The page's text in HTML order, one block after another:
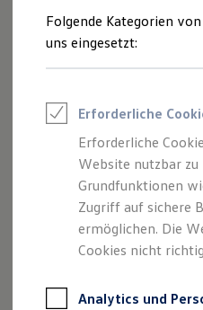
Feuerwehr
Rettungsdienste
ONE Business ID
Fahrzeugsuche &
Digitaler Marktplatz
Kauf & Finanzierung
Online-
Aktionen &
E-Auto-
Für
Für
Profi Paket
TopDeal
Zertifizierte
Schon ab Werk komfortabel:
höhenverstellbar. Und
Lendenwirbelstützen auf den
manuell einstellbar. Für den
zudem eine optionale
Kinder: in der zweiten
Folgende Kategorien
uns eingesetzt:
Erforderliche
Erforderliche
Website nutzbar zu
Grundfunktionen
Zugriff auf sichere
ermöglichen. Die
Cookies nicht
Analytics und